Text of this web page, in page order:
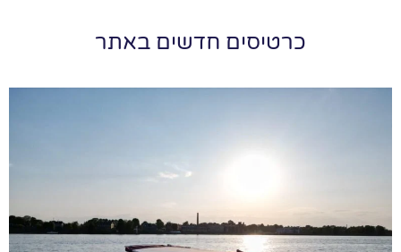
כרטיסים חדשים באתר